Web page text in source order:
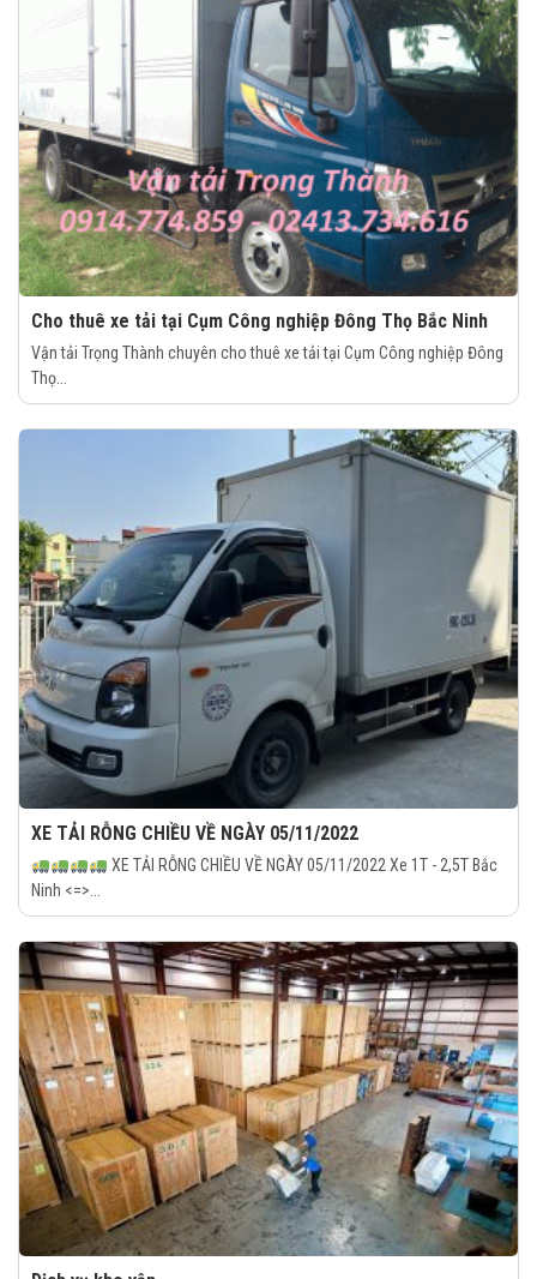
Cho thuê xe tải tại Cụm Công nghiệp Đông Thọ Bắc Ninh
Vận tải Trọng Thành chuyên cho thuê xe tải tại Cụm Công nghiệp Đông
Thọ...
XE TẢI RỖNG CHIỀU VỀ NGÀY 05/11/2022
XE TẢI RỖNG CHIỀU VỀ NGÀY 05/11/2022 Xe 1T - 2,5T Bắc
Ninh <=>...